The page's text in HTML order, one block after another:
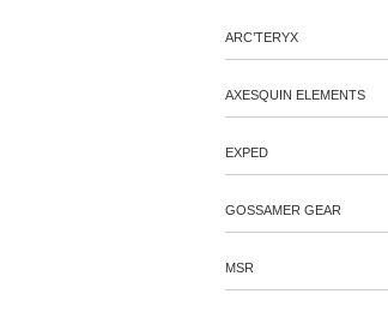
ARC’TERYX
AXESQUIN ELEMENTS
EXPED
GOSSAMER GEAR
MSR